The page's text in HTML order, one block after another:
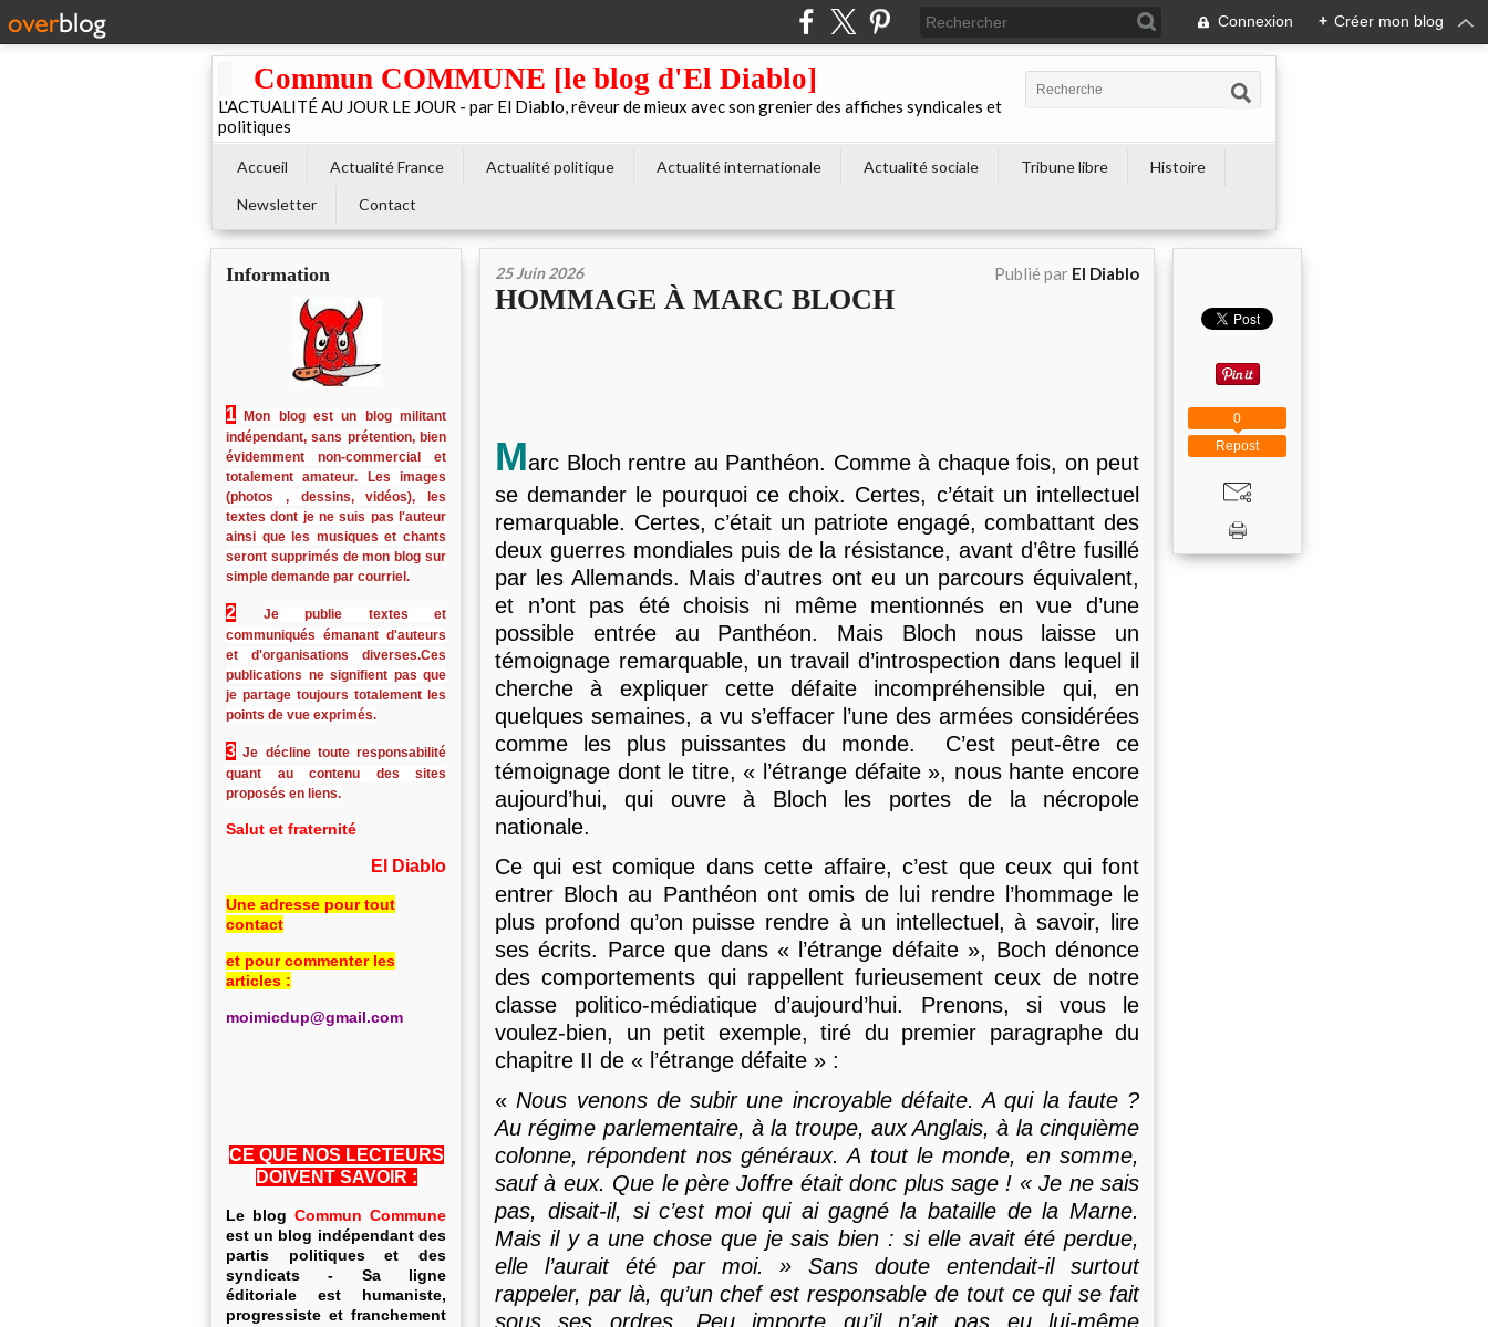
Connexion + Créer mon blog
Commun COMMUNE [le blog d'El Diablo]
L'ACTUALITÉ AU JOUR LE JOUR - par El Diablo, rêveur de mieux avec son grenier des affiches syndicales et
politiques
Accueil Actualité France Actualité politique Actualité internationale Actualité sociale Tribune libre
Histoire
Newsletter
Contact
Information
1
Mon blog est un blog militant
indépendant, sans prétention, bien
évidemment non-commercial et
totalement amateur. Les images
(photos , dessins, vidéos), les
textes dont je ne suis pas l'auteur
ainsi que les musiques et chants
seront supprimés de mon blog sur
simple demande par courriel.
2
Je publie textes et
communiqués émanant d'auteurs
et d'organisations diverses.Ces
publications ne signifient pas que
je partage toujours totalement les
points de vue exprimés.
3 Je décline toute responsabilité
quant au contenu des sites
proposés en liens.
Salut et fraternité
El Diablo
Une adresse pour tout
contact
et pour commenter les
articles :
moimicdup@gmail.com
CE QUE NOS LECTEURS
DOIVENT SAVOIR :
Le blog Commun Commune
est un blog indépendant des
partis politiques et des
syndicats - Sa ligne
éditoriale est humaniste,
progressiste et franchement
25 Juin 2026 Publié par El Diablo
HOMMAGE À MARC BLOCH
Marc Bloch rentre au Panthéon. Comme à chaque fois, on peut
se demander le pourquoi ce choix. Certes, c’était un intellectuel
remarquable. Certes, c’était un patriote engagé, combattant des
deux guerres mondiales puis de la résistance, avant d’être fusillé
par les Allemands. Mais d’autres ont eu un parcours équivalent,
et n’ont pas été choisis ni même mentionnés en vue d’une
possible entrée au Panthéon. Mais Bloch nous laisse un
témoignage remarquable, un travail d’introspection dans lequel il
cherche à expliquer cette défaite incompréhensible qui, en
quelques semaines, a vu s’effacer l’une des armées considérées
comme les plus puissantes du monde. C’est peut-être ce
témoignage dont le titre, « l’étrange défaite », nous hante encore
aujourd’hui, qui ouvre à Bloch les portes de la nécropole
nationale.
Ce qui est comique dans cette affaire, c’est que ceux qui font
entrer Bloch au Panthéon ont omis de lui rendre l’hommage le
plus profond qu’on puisse rendre à un intellectuel, à savoir, lire
ses écrits. Parce que dans « l’étrange défaite », Boch dénonce
des comportements qui rappellent furieusement ceux de notre
classe politico-médiatique d’aujourd’hui. Prenons, si vous le
voulez-bien, un petit exemple, tiré du premier paragraphe du
chapitre II de « l’étrange défaite » :
«Nous venons de subir une incroyable défaite. A qui la faute ?
Au régime parlementaire, à la troupe, aux Anglais, à la cinquième
colonne, répondent nos généraux. A tout le monde, en somme,
sauf à eux. Que le père Joffre était donc plus sage ! « Je ne sais
pas, disait-il, si c’est moi qui ai gagné la bataille de la Marne.
Mais il y a une chose que je sais bien : si elle avait été perdue,
elle l’aurait été par moi. » Sans doute entendait-il surtout
rappeler, par là, qu’un chef est responsable de tout ce qui se fait
sous ses ordres. Peu importe qu’il n’ait pas eu lui-même
Repost
0